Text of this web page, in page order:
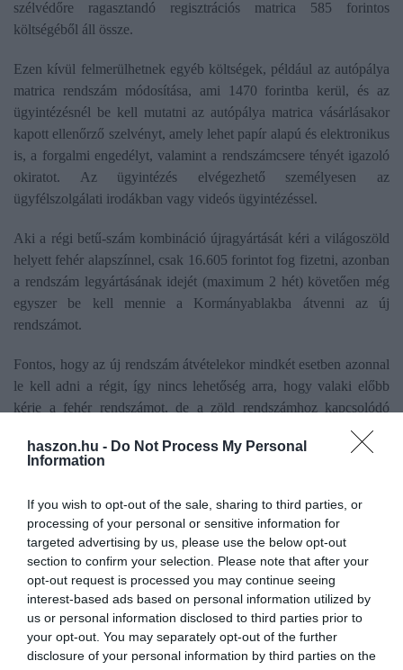
haszon.hu - Do Not Process My Personal
Information
If you wish to opt-out of the sale, sharing to third parties, or
processing of your personal or sensitive information for
targeted advertising by us, please use the below opt-out
section to confirm your selection. Please note that after your
opt-out request is processed you may continue seeing
interest-based ads based on personal information utilized by
us or personal information disclosed to third parties prior to
your opt-out. You may separately opt-out of the further
disclosure of your personal information by third parties on the
szélvédőre ragasztandó regisztrációs matrica 585 forintos
költségéből áll össze.
Ezen kívül felmerülhetnek egyéb költségek, például az autópálya
matrica rendszám módosítása, ami 1470 forintba kerül, és az
ügyintézésnél be kell mutatni az autópálya matrica vásárlásakor
kapott ellenőrző szelvényt, amely lehet papír alapú és elektronikus
is, a forgalmi engedélyt, valamint a rendszámcsere tényét igazoló
okiratot. Az ügyintézés elvégezhető személyesen az
ügyfélszolgálati irodákban vagy videós ügyintézéssel.
Aki a régi betű-szám kombináció újragyártását kéri a világoszöld
helyett fehér alapszínnel, csak 16.605 forintot fog fizetni, azonban
a rendszám legyártásának idejét (maximum 2 hét) követően még
egyszer be kell mennie a Kormányablakba átvenni az új
rendszámot.
Fontos, hogy az új rendszám átvételekor mindkét esetben azonnal
le kell adni a régit, így nincs lehetőség arra, hogy valaki előbb
kérje a fehér rendszámot, de a zöld rendszámhoz kapcsolódó
parkolási kedvezményt az utolsó napig, 2026. november 30-ig
kihasználja.
Ez is érdekelhet!Már ilyen rendszámmal is
futnak autók az utakon